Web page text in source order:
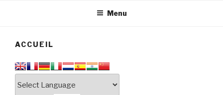
PERFORMANCE
Menu
ACCUEIL